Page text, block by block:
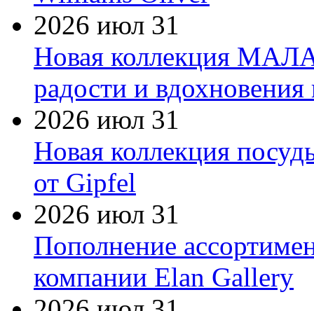
2026 июл 31
Новая коллекция
радости и
2026 июл 31
Новая коллекция
от Gipfel
2026 июл 31
Пополнение
компании Elan Gallery